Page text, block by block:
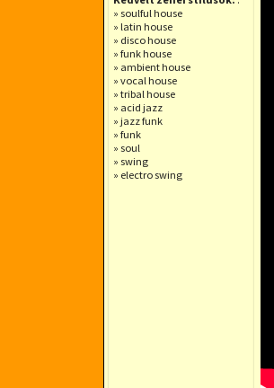
» soulful house
» latin house
» disco house
» funk house
» ambient house
» vocal house
» tribal house
» acid jazz
» jazz funk
» funk
» soul
» swing
» electro swing